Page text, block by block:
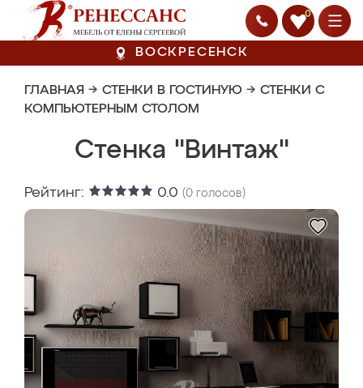
0
ВОСКРЕСЕНСК
ГЛАВНАЯ → СТЕНКИ В ГОСТИНУЮ → СТЕНКИ С
КОМПЬЮТЕРНЫМ СТОЛОМ
Стенка "Винтаж"
Рейтинг: 0.0 (0 голосов)